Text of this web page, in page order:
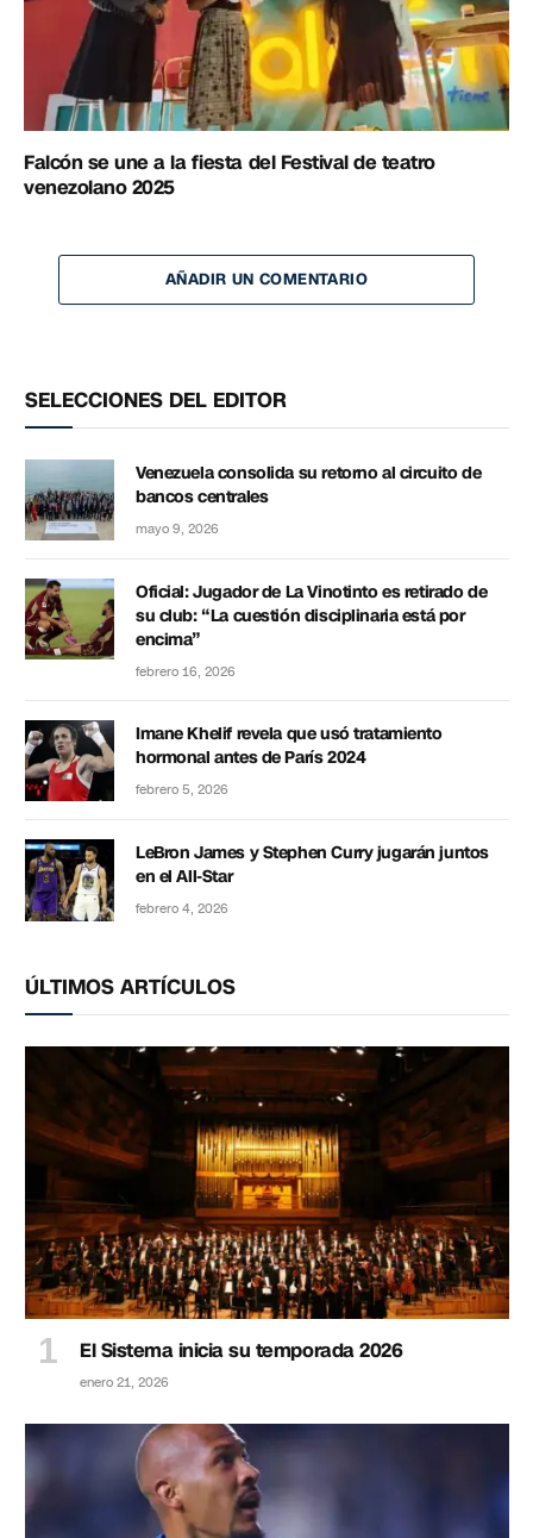
Falcón se une a la fiesta del Festival de teatro
venezolano 2025
AÑADIR UN COMENTARIO
SELECCIONES DEL EDITOR
Venezuela consolida su retorno al circuito de
bancos centrales
mayo 9, 2026
Oficial: Jugador de La Vinotinto es retirado de
su club: “La cuestión disciplinaria está por
encima”
febrero 16, 2026
Imane Khelif revela que usó tratamiento
hormonal antes de París 2024
febrero 5, 2026
LeBron James y Stephen Curry jugarán juntos
en el All-Star
febrero 4, 2026
ÚLTIMOS ARTÍCULOS
El Sistema inicia su temporada 2026
enero 21, 2026